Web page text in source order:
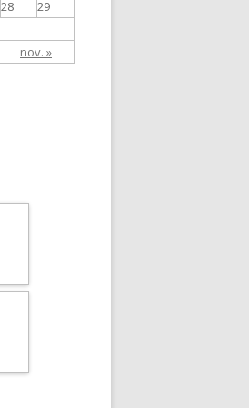
nov. »
28
29